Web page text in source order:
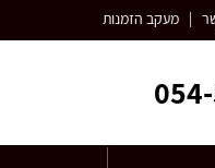
| מעקב הזמנות